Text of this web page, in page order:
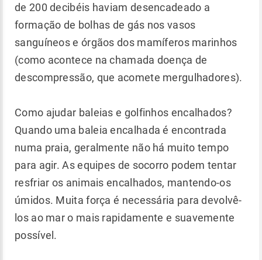
de 200 decibéis haviam desencadeado a
formação de bolhas de gás nos vasos
sanguíneos e órgãos dos mamíferos marinhos
(como acontece na chamada doença de
descompressão, que acomete mergulhadores).
Como ajudar baleias e golfinhos encalhados?
Quando uma baleia encalhada é encontrada
numa praia, geralmente não há muito tempo
para agir. As equipes de socorro podem tentar
resfriar os animais encalhados, mantendo-os
úmidos. Muita força é necessária para devolvê-
los ao mar o mais rapidamente e suavemente
possível.